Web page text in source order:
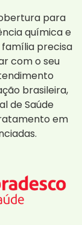
para
química e
família precisa
com o seu
brasileira,
de Saúde
em